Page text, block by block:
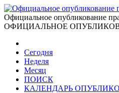
Официальное опубликование
ОФИЦИАЛЬНОЕ
Сегодня
Неделя
Месяц
ПОИСК
КАЛЕНДАРЬ